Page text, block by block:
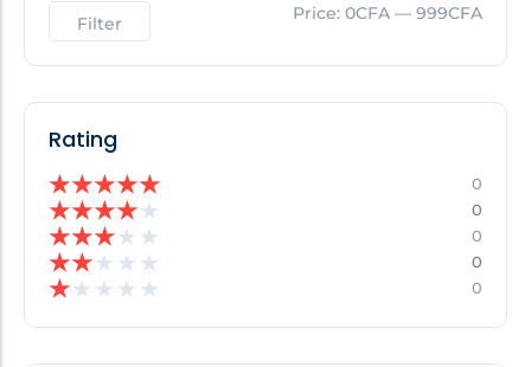
No Posts Found!
Filter Price: 0CFA — 999CFA
Rating
★★★★★ 0
★★★★★ 0
★★★★ ★ 0
★★★ ★ ★ 0
★★ ★ ★ ★ 0